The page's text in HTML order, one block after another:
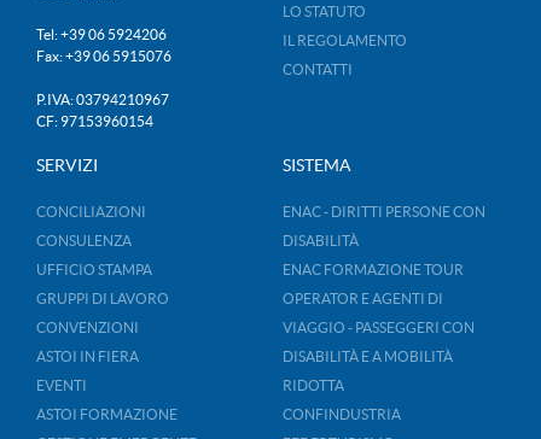
Tel: +39 06 5924206
Fax: +39 06 5915076
P.IVA: 03794210967
CF: 97153960154
LO STATUTO
IL REGOLAMENTO
CONTATTI
SERVIZI
CONCILIAZIONI
CONSULENZA
UFFICIO STAMPA
GRUPPI DI LAVORO
CONVENZIONI
ASTOI IN FIERA
EVENTI
ASTOI FORMAZIONE
SISTEMA
ENAC - DIRITTI PERSONE CON
DISABILITÀ
ENAC FORMAZIONE TOUR
OPERATOR E AGENTI DI
VIAGGIO - PASSEGGERI CON
DISABILITÀ E A MOBILITÀ
RIDOTTA
CONFINDUSTRIA